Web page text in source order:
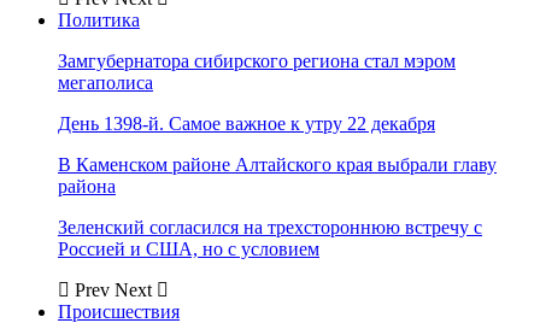
Политика
Замгубернатора сибирского региона стал мэром
мегаполиса
День 1398-й. Самое важное к утру 22 декабря
В Каменском районе Алтайского края выбрали главу
района
Зеленский согласился на трехстороннюю встречу с
Россией и США, но с условием
Prev Next
Происшествия